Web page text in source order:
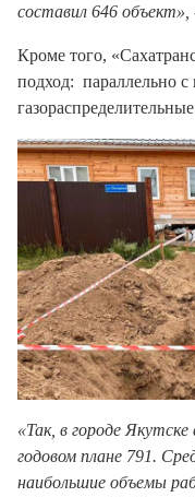
составил 646 объект»,
Кроме того,
подход: параллельно
«Так, в городе
годовом плане 791.
наибольшие объемы